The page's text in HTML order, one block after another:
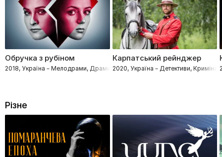
…
MEGOGO MUSIC
Нова хвиля.
France 24
…
Deutsche Welle
…
Еко
Обручка з рубіном
2018, Україна – Мелодрами, Драми
Карпатський рейнджер
2020, Україна – Детективи,
Різне